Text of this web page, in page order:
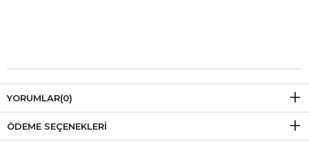
YORUMLAR(0)
ÖDEME SEÇENEKLERI